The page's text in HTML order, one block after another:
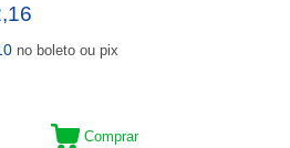
no boleto ou pix
Comprar